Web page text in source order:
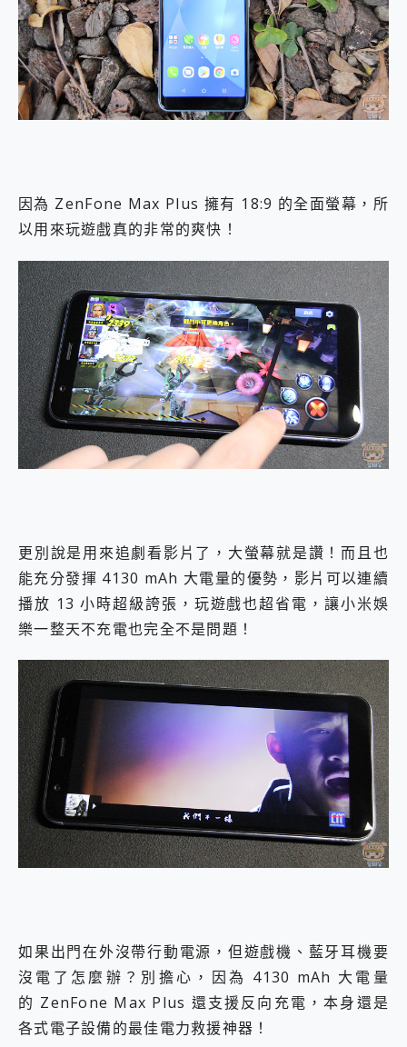
因為 ZenFone Max Plus 擁有 18:9 的全面螢幕，所
以用來玩遊戲真的非常的爽快！
更別說是用來追劇看影片了，大螢幕就是讚！而且也
能充分發揮 4130 mAh 大電量的優勢，影片可以連續
播放 13 小時超級誇張，玩遊戲也超省電，讓小米娛
樂一整天不充電也完全不是問題！
如果出門在外沒帶行動電源，但遊戲機、藍牙耳機要
沒電了怎麼辦？別擔心，因為 4130 mAh 大電量
的 ZenFone Max Plus 還支援反向充電，本身還是
各式電子設備的最佳電力救援神器！